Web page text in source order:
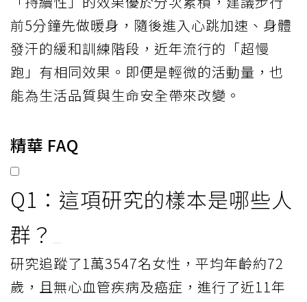
前5分鐘先做暖身，隨後進入心跳加速、身體
發汗的緩和訓練階段，近年流行的「超慢
跑」有相同效果。即便是輕微的活動量，也
能為生活品質與生命安全帶來改變。
精華 FAQ
Q1：這項研究的樣本是哪些人
群？
研究追蹤了1萬3547名女性，平均年齡約72
歲，且無心血管疾病及癌症，進行了近11年